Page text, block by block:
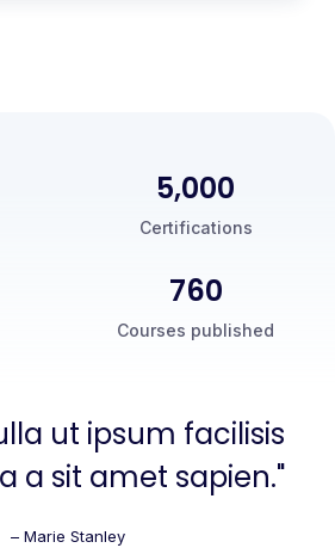
5,000
Certifications
760
Courses published
ut ipsum facilisis
a sit amet sapien."
– Marie Stanley